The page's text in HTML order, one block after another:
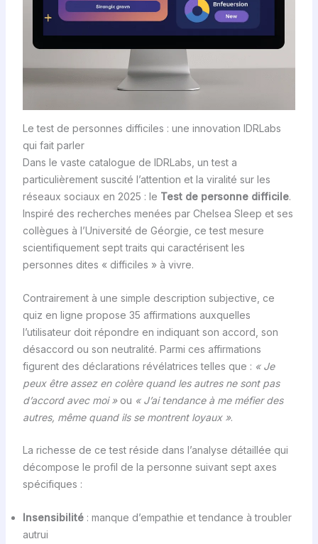
Le test de personnes difficiles : une innovation IDRLabs
qui fait parler
Dans le vaste catalogue de IDRLabs, un test a
particulièrement suscité l’attention et la viralité sur les
réseaux sociaux en 2025 : le Test de personne difficile.
Inspiré des recherches menées par Chelsea Sleep et ses
collègues à l’Université de Géorgie, ce test mesure
scientifiquement sept traits qui caractérisent les
personnes dites « difficiles » à vivre.
Contrairement à une simple description subjective, ce
quiz en ligne propose 35 affirmations auxquelles
l’utilisateur doit répondre en indiquant son accord, son
désaccord ou son neutralité. Parmi ces affirmations
figurent des déclarations révélatrices telles que : « Je
peux être assez en colère quand les autres ne sont pas
d’accord avec moi »ou « J’ai tendance à me méfier des
autres, même quand ils se montrent loyaux ».
La richesse de ce test réside dans l’analyse détaillée qui
décompose le profil de la personne suivant sept axes
spécifiques :
Insensibilité: manque d’empathie et tendance à troubler
autrui